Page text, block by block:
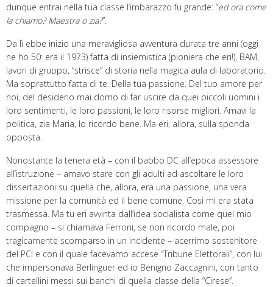
dunque entrai nella tua classe l’imbarazzo fu grande: “ed ora come
la chiamo? Maestra o zia?”.
Da lì ebbe inizio una meravigliosa avventura durata tre anni (oggi
ne ho 50: era il 1973) fatta di insiemistica (pioniera che eri!), BAM,
lavori di gruppo, “strisce” di storia nella magica aula di laboratorio.
Ma soprattutto fatta di te. Della tua passione. Del tuo amore per
noi, del desiderio mai domo di far uscire da quei piccoli uomini i
loro sentimenti, le loro passioni, le loro risorse migliori. Amavi la
politica, zia Maria, lo ricordo bene. Ma eri, allora, sulla sponda
opposta.
Nonostante la tenera età – con il babbo DC all’epoca assessore
all’istruzione – amavo stare con gli adulti ad ascoltare le loro
dissertazioni su quella che, allora, era una passione, una vera
missione per la comunità ed il bene comune. Così mi era stata
trasmessa. Ma tu eri avvinta dall’idea socialista come quel mio
compagno – si chiamava Ferroni, se non ricordo male, poi
tragicamente scomparso in un incidente – acerrimo sostenitore
del PCI e con il quale facevamo accese “Tribune Elettorali”, con lui
che impersonava Berlinguer ed io Benigno Zaccagnini, con tanto
di cartellini messi sui banchi di quella classe della “Cirese”.